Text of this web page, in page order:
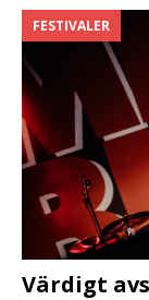
FESTIVALER
Värdigt